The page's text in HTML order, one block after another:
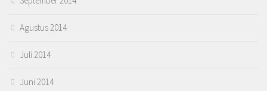
Agustus 2014
Juli 2014
Juni 2014